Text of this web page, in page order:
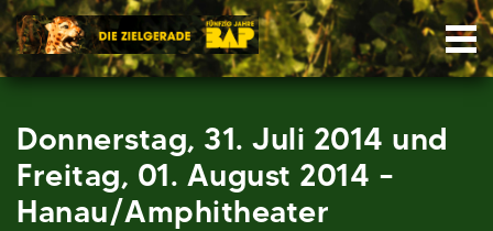
Skip
to
content
Donnerstag, 31. Juli 2014 und
Freitag, 01. August 2014 –
Hanau/Amphitheater